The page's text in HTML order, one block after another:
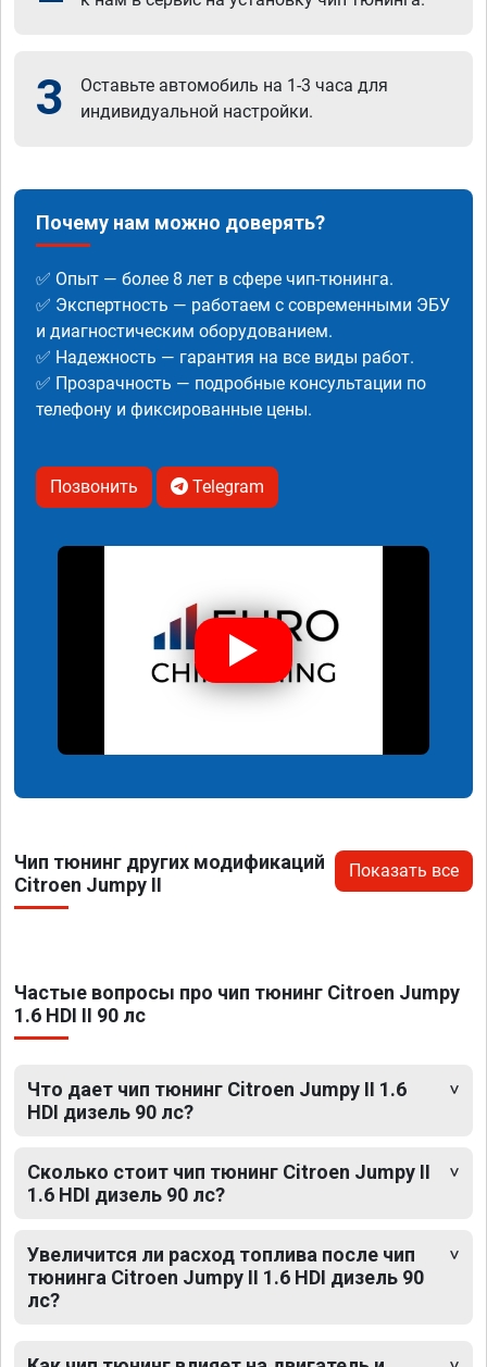
3
Оставьте автомобиль на 1-3 часа для
индивидуальной настройки.
Почему нам можно доверять?
✅ Опыт — более 8 лет в сфере чип-тюнинга.
✅ Экспертность — работаем с современными ЭБУ
и диагностическим оборудованием.
✅ Надежность — гарантия на все виды работ.
✅ Прозрачность — подробные консультации по
телефону и фиксированные цены.
Позвонить Telegram
Чип тюнинг других модификаций
Citroen Jumpy II
Показать все
Частые вопросы про чип тюнинг Citroen Jumpy
1.6 HDI II 90 лс
Что дает чип тюнинг Citroen Jumpy II 1.6
HDI дизель 90 лс?
Сколько стоит чип тюнинг Citroen Jumpy II
1.6 HDI дизель 90 лс?
Увеличится ли расход топлива после чип
тюнинга Citroen Jumpy II 1.6 HDI дизель 90
лс?